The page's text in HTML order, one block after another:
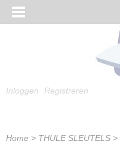
Inloggen Registreren
Home > THULE SLEUTELS >